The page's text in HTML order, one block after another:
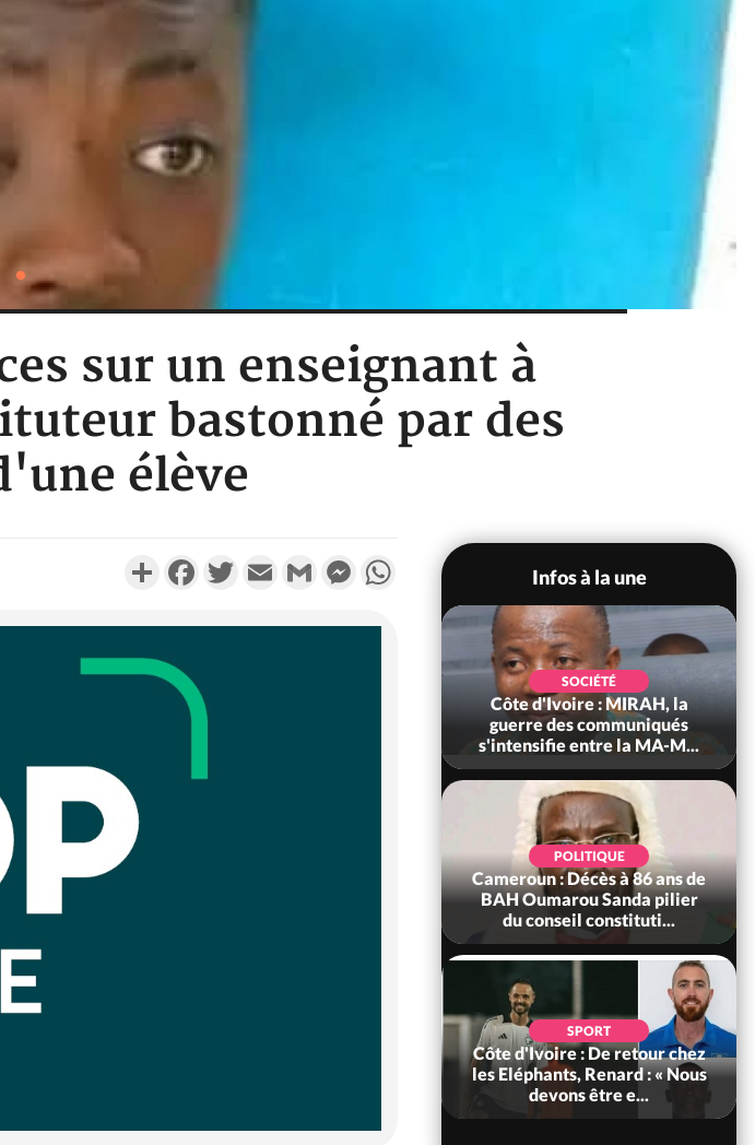
sur un enseignant à
bastonné par des
élève
PartagerFacebookTwitterEmail Gmail MessengerWhatsApp
Infos à la une
Côte d'Ivoire : Man, deux
personnes périssent dans un
SOCIÉTÉ
Côte d'Ivoire : MIRAH, la
guerre des communiqués
s'intensifie entre la MA-M...
POLITIQUE
Cameroun : Décès à 86 ans de
BAH Oumarou Sanda pilier
du conseil constituti...
SPORT
Côte d'Ivoire : De retour chez
les Eléphants, Renard : « Nous
devons être e...